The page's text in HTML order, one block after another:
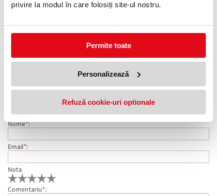
privire la modul în care folosiți site-ul nostru.
Permite toate
Personalizează
Refuză cookie-uri optionale
Ambalare: 12 buc/cutie.
Clipsuri metalice, ideale pentru depozitarea si organizarea
documentelor.
COMENTARII CLIPSURI METALICE 25 MM 12 BUC/CUTIE
Nu exista comentarii. Fii primul care comenteaza acest produs!
Adresa de e-mail ramane confidentiala si nu va fi afisata pe site.
Nume*:
Email*:
Nota
Comentariu*: